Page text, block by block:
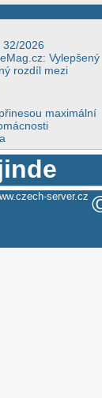
32/2026
Vylepšený
rozdíl mezi
maximální
server.cz